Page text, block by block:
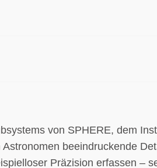
von SPHERE, dem
beeindruckende
Präzision erfassen –